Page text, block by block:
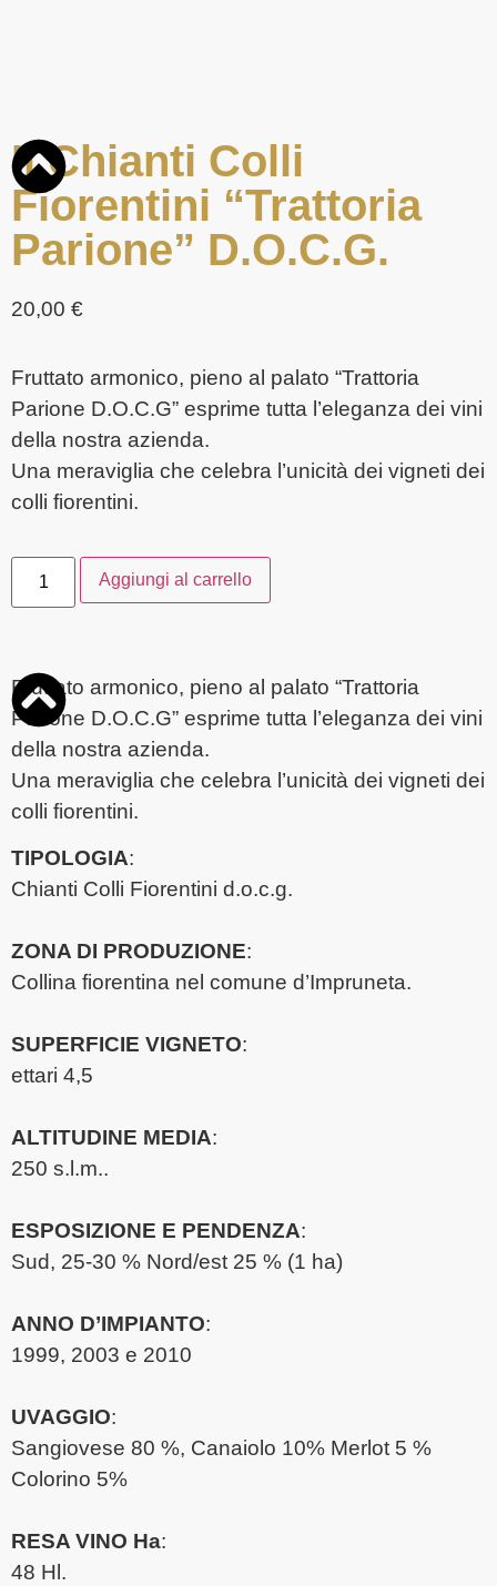
Il Chianti Colli
Fiorentini “Trattoria
Parione” D.O.C.G.
20,00 €
Fruttato armonico, pieno al palato “Trattoria
Parione D.O.C.G” esprime tutta l’eleganza dei vini
della nostra azienda.
Una meraviglia che celebra l’unicità dei vigneti dei
colli fiorentini.
Aggiungi al carrello
Fruttato armonico, pieno al palato “Trattoria
Parione D.O.C.G” esprime tutta l’eleganza dei vini
della nostra azienda.
Una meraviglia che celebra l’unicità dei vigneti dei
colli fiorentini.
TIPOLOGIA:
Chianti Colli Fiorentini d.o.c.g.
ZONA DI PRODUZIONE:
Collina fiorentina nel comune d’Impruneta.
SUPERFICIE VIGNETO:
ettari 4,5
ALTITUDINE MEDIA:
250 s.l.m..
ESPOSIZIONE E PENDENZA:
Sud, 25-30 % Nord/est 25 % (1 ha)
ANNO D’IMPIANTO:
1999, 2003 e 2010
UVAGGIO:
Sangiovese 80 %, Canaiolo 10% Merlot 5 %
Colorino 5%
RESA VINO Ha:
48 Hl.